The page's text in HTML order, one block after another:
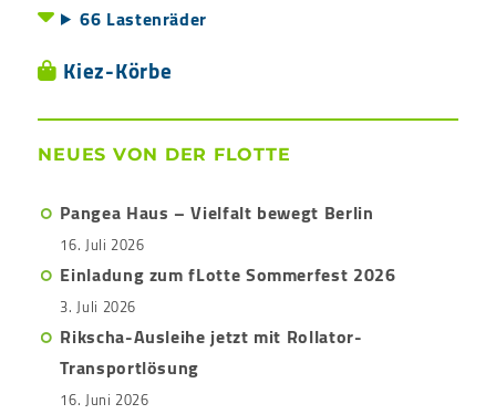
66 Lastenräder
Kiez-Körbe
NEUES VON DER FLOTTE
Pangea Haus – Vielfalt bewegt Berlin
16. Juli 2026
Einladung zum fLotte Sommerfest 2026
3. Juli 2026
Rikscha-Ausleihe jetzt mit Rollator-
Transportlösung
16. Juni 2026